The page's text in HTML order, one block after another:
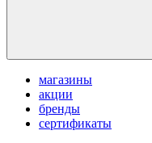
магазины
акции
бренды
сертификаты